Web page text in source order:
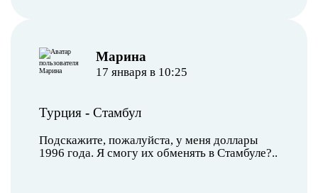
Марина
17 января в 10:25
Турция - Стамбул
Подскажите, пожалуйста, у меня доллары
1996 года. Я смогу их обменять в Стамбуле?..